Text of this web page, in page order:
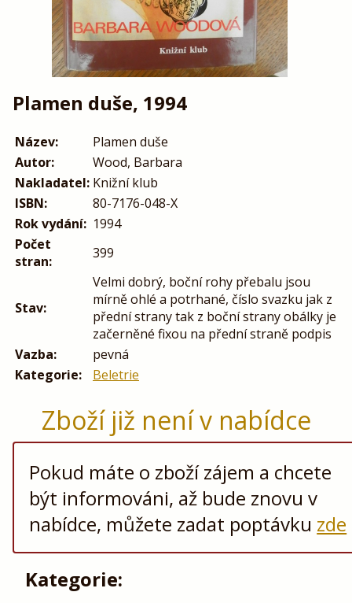
Plamen duše, 1994
Název:
Plamen duše
Autor:
Wood, Barbara
Nakladatel: Knižní klub
ISBN:
80-7176-048-X
Rok vydání: 1994
Počet
stran:
399
Stav:
Velmi dobrý, boční rohy přebalu jsou
mírně ohlé a potrhané, číslo svazku jak z
přední strany tak z boční strany obálky je
začerněné fixou na přední straně podpis
Vazba:
pevná
Kategorie:
Beletrie
Zboží již není v nabídce
Pokud máte o zboží zájem a chcete
být informováni, až bude znovu v
nabídce, můžete zadat poptávku zde
Kategorie: